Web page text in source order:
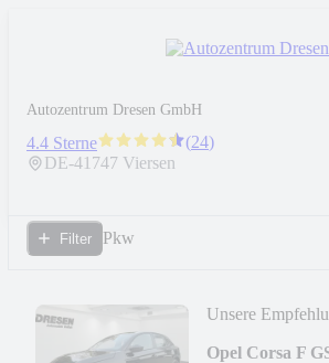
Autozentrum Dresen GmbH
4.4 Sterne (24)
DE-41747 Viersen
Filter Pkw
Unsere
Opel Corsa F